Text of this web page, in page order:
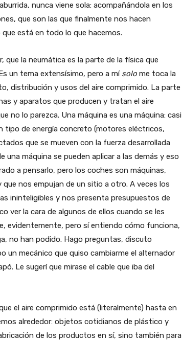
nunca viene sola: acompañándola en los
que son las que finalmente nos hacen
está en todo lo que hacemos.
que la neumática es la parte de la física que
un tema extensísimo, pero a mí solo me toca la
distribución y usos del aire comprimido. La parte
y aparatos que producen y tratan el aire
no lo parezca. Una máquina es una máquina: casi
tipo de energía concreto (motores eléctricos,
que se mueven con la fuerza desarrollada
máquina se pueden aplicar a las demás y eso
a pensarlo, pero los coches son máquinas,
nos empujan de un sitio a otro. A veces los
ininteligibles y nos presenta presupuestos de
ver la cara de algunos de ellos cuando se les
evidentemente, pero sí entiendo cómo funciona,
no han podido. Hago preguntas, discuto
un mecánico que quiso cambiarme el alternador
Le sugerí que mirase el cable que iba del
el aire comprimido está (literalmente) hasta en
alrededor: objetos cotidianos de plástico y
de los productos en sí, sino también para